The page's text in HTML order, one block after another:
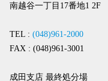
南越谷一丁目17番地1 2F
TEL : (048)961-2000
FAX : (048)961-3001
成田支店 最終処分場